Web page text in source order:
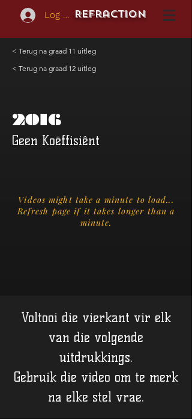
Log In REFraction
< Terug na graad 11 uitleg
< Terug na graad 12 uitleg
2016
Geen Koëffisiênt
Videos might take a minute to load...
Refresh page if it takes longer than a
minute.
Voltooi die vierkant vir elk
van die volgende
uitdrukkings.
Gebruik die video om te merk
na elke stel vrae.